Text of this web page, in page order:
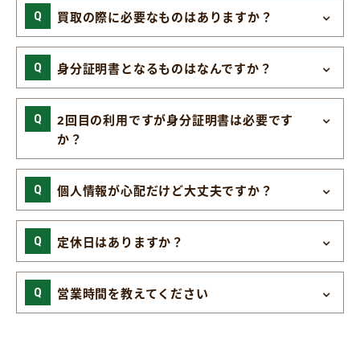
買取の際に必要なものはありますか？
身分証明書となるものはなんですか？
2回目の利用ですが身分証明書は必要です
か？
個人情報が心配だけど大丈夫ですか？
定休日はありますか？
営業時間を教えてください